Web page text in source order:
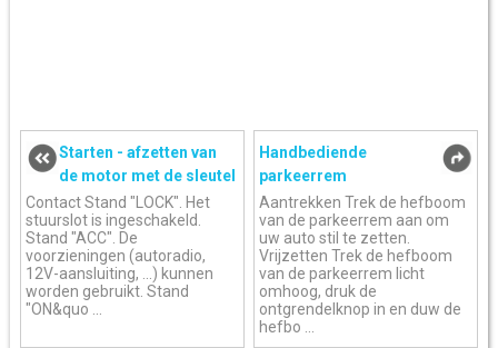
Starten - afzetten van
de motor met de sleutel
Contact Stand "LOCK". Het
stuurslot is ingeschakeld.
Stand "ACC". De
voorzieningen (autoradio,
12V-aansluiting, ...) kunnen
worden gebruikt. Stand
"ON&quo ...
Handbediende
parkeerrem
Aantrekken Trek de hefboom
van de parkeerrem aan om
uw auto stil te zetten.
Vrijzetten Trek de hefboom
van de parkeerrem licht
omhoog, druk de
ontgrendelknop in en duw de
hefbo ...